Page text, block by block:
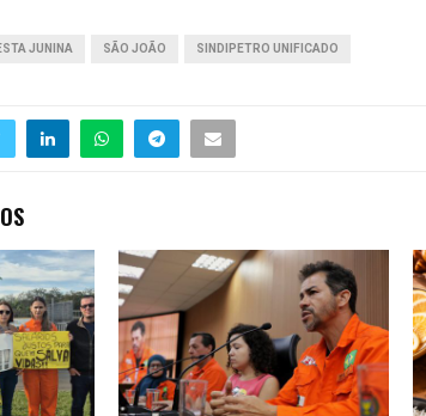
JUNINA SÃO JOÃO SINDIPETRO UNIFICADO